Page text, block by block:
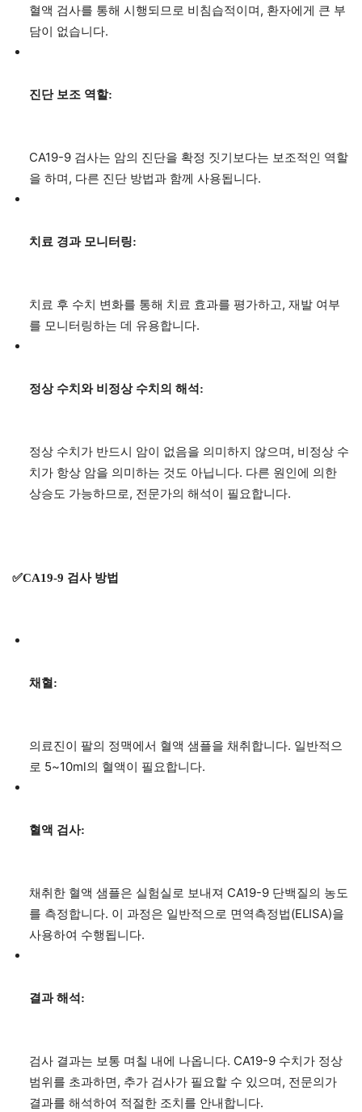
혈액 검사를 통해 시행되므로 비침습적이며, 환자에게 큰 부
담이 없습니다.
진단 보조 역할:
CA19-9 검사는 암의 진단을 확정 짓기보다는 보조적인 역할
을 하며, 다른 진단 방법과 함께 사용됩니다.
치료 경과 모니터링:
치료 후 수치 변화를 통해 치료 효과를 평가하고, 재발 여부
를 모니터링하는 데 유용합니다.
정상 수치와 비정상 수치의 해석:
정상 수치가 반드시 암이 없음을 의미하지 않으며, 비정상 수
치가 항상 암을 의미하는 것도 아닙니다. 다른 원인에 의한
상승도 가능하므로, 전문가의 해석이 필요합니다.
✅CA19-9 검사 방법
채혈:
의료진이 팔의 정맥에서 혈액 샘플을 채취합니다. 일반적으
로 5~10ml의 혈액이 필요합니다.
혈액 검사:
채취한 혈액 샘플은 실험실로 보내져 CA19-9 단백질의 농도
를 측정합니다. 이 과정은 일반적으로 면역측정법(ELISA)을
사용하여 수행됩니다.
결과 해석:
검사 결과는 보통 며칠 내에 나옵니다. CA19-9 수치가 정상
범위를 초과하면, 추가 검사가 필요할 수 있으며, 전문의가
결과를 해석하여 적절한 조치를 안내합니다.